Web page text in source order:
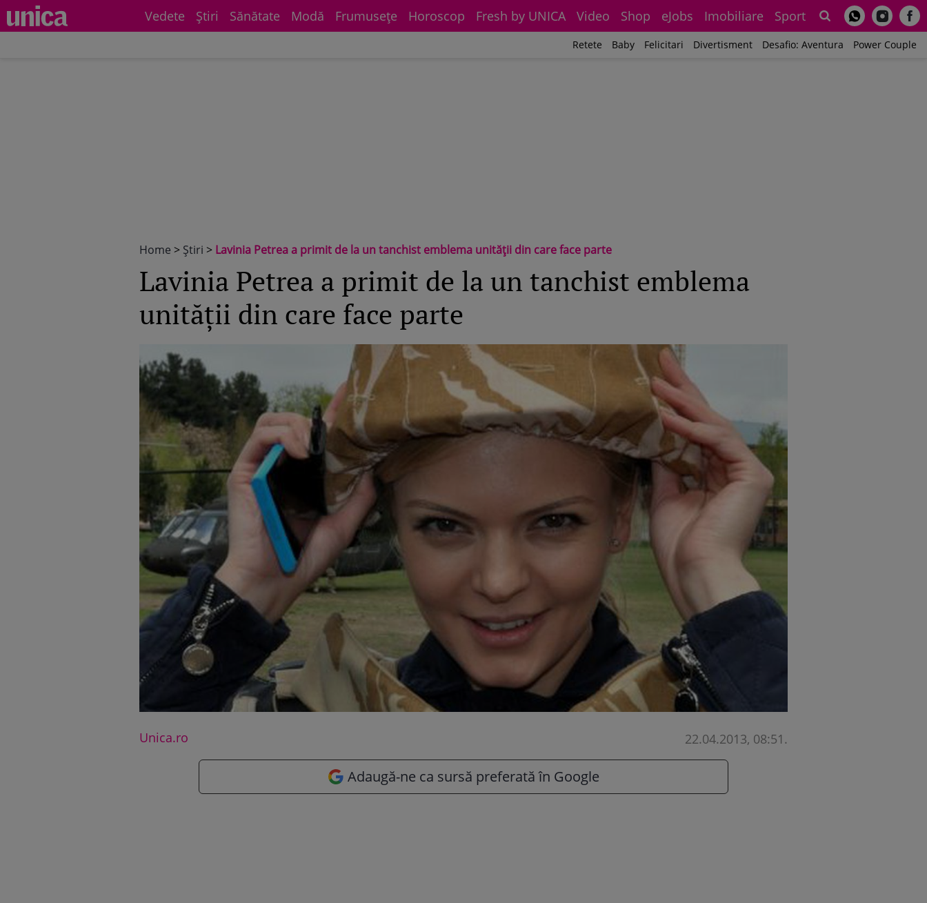
Vedete Știri Sănătate Modă Frumuseţe Horoscop Fresh by UNICA Video Shop eJobs Imobiliare Sport
Retete Baby Felicitari Divertisment Desafio: Aventura Power Couple
Home > Știri > Lavinia Petrea a primit de la un tanchist emblema unităţii din care face parte
Lavinia Petrea a primit de la un tanchist emblema
unităţii din care face parte
Unica.ro 22.04.2013, 08:51 .
Adaugă-ne ca sursă preferată în Google